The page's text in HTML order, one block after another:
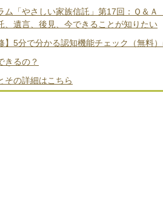
ム「やさしい家族信託」第17回：Ｑ＆
、遺言、後見、今できることが知りたい
】5分で分かる認知機能チェック（無料
きるの？
その詳細はこちら